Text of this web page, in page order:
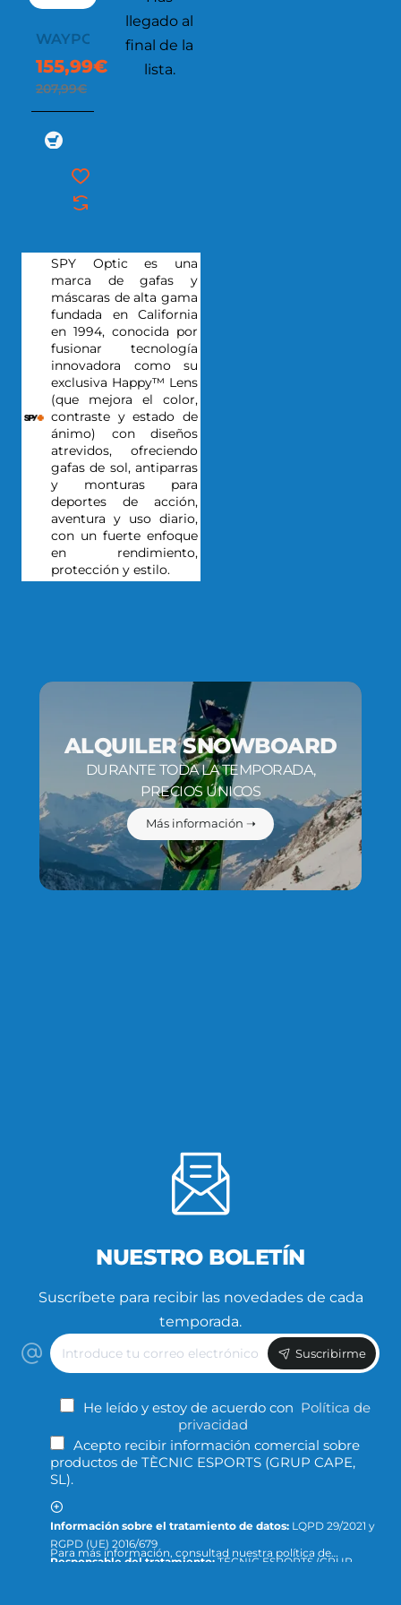
WAYPOINT
155,99€
207,99€
llegado al
final de la
lista.
SPY Optic es una
marca de gafas y
máscaras de alta gama
fundada en California
en 1994, conocida por
fusionar tecnología
innovadora como su
exclusiva Happy™ Lens
(que mejora el color,
contraste y estado de
ánimo) con diseños
atrevidos, ofreciendo
gafas de sol, antiparras
y monturas para
deportes de acción,
aventura y uso diario,
con un fuerte enfoque
en rendimiento,
protección y estilo.
ALQUILER SNOWBOARD
DURANTE TODA LA TEMPORADA,
PRECIOS ÚNICOS
Más información ➝
NUESTRO BOLETÍN
Suscríbete para recibir las novedades de cada
temporada.
Introduce
tu
correo
Suscribirme
He leído y estoy de acuerdo con Política de
privacidad
Acepto recibir información comercial sobre
productos de TÈCNIC ESPORTS (GRUP CAPE,
SL).
Información sobre el tratamiento de datos: LQPD 29/2021 y
RGPD (UE) 2016/679
Responsable del tratamiento:
Para más información, consultad nuestra política de